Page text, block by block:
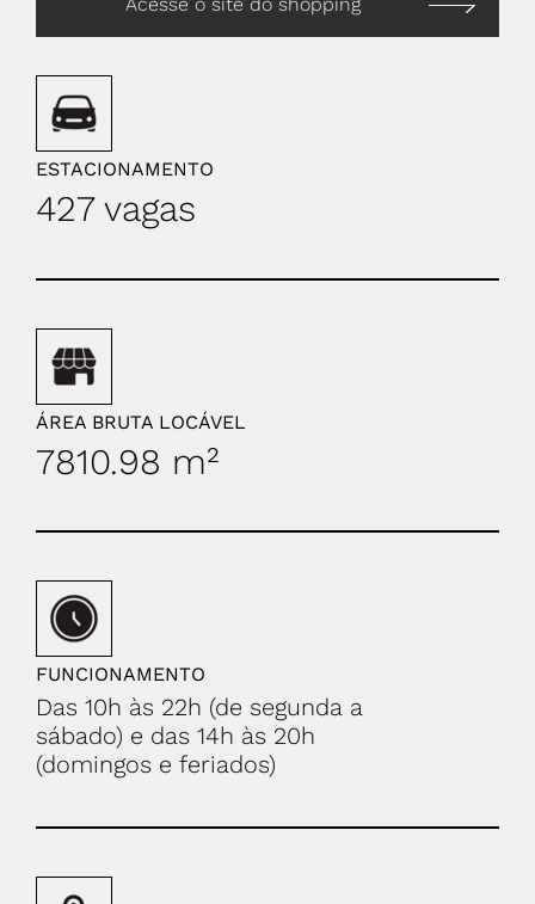
ESTACIONAMENTO
427 vagas
ÁREA BRUTA LOCÁVEL
7810.98 m²
FUNCIONAMENTO
Das 10h às 22h (de segunda a
sábado) e das 14h às 20h
(domingos e feriados)